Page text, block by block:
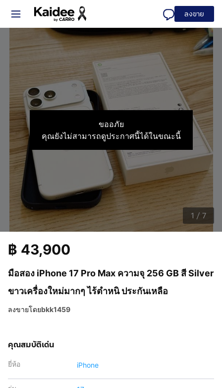
ลงขาย
ขออภัย
คุณยังไม่สามารถดูประกาศนี้ได้ในขณะนี้
1 / 7
มือสอง iPhone 17 Pro Max ความจุ 256 GB สี Silver
ขาวเครื่องใหม่มากๆ ไร้ตำหนิ ประกันเหลือ
฿ 43,900
ลงขายโดยbkk1459
คุณสมบัติเด่น
ยี่ห้อ iPhone